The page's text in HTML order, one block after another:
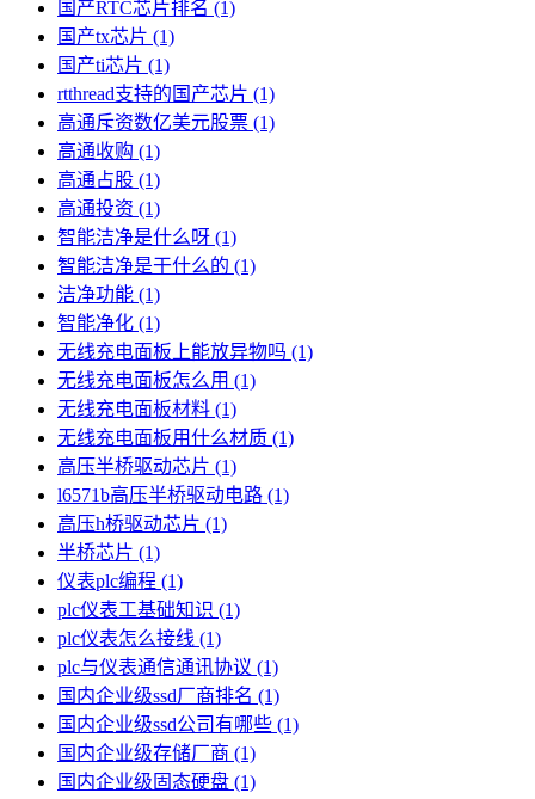
国产RTC芯片排名 (1)
国产tx芯片 (1)
国产ti芯片 (1)
rtthread支持的国产芯片 (1)
高通斥资数亿美元股票 (1)
高通收购 (1)
高通占股 (1)
高通投资 (1)
智能洁净是什么呀 (1)
智能洁净是干什么的 (1)
洁净功能 (1)
智能净化 (1)
无线充电面板上能放异物吗 (1)
无线充电面板怎么用 (1)
无线充电面板材料 (1)
无线充电面板用什么材质 (1)
高压半桥驱动芯片 (1)
l6571b高压半桥驱动电路 (1)
高压h桥驱动芯片 (1)
半桥芯片 (1)
仪表plc编程 (1)
plc仪表工基础知识 (1)
plc仪表怎么接线 (1)
plc与仪表通信通讯协议 (1)
国内企业级ssd厂商排名 (1)
国内企业级ssd公司有哪些 (1)
国内企业级存储厂商 (1)
国内企业级固态硬盘 (1)